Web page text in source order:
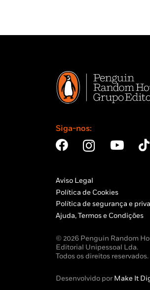
Siga-nos:
Aviso Legal
Política de Cookies
Política de segurança e
Ajuda, Termos e Condições
© 2026 Penguin Random
Editorial Unipessoal Lda.
Todos os direitos reservados.
Desenvolvido porMake It